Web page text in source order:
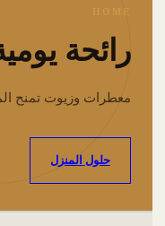
HOME
رائحة
معطرات وزيوت تمنح
حلول المنزل